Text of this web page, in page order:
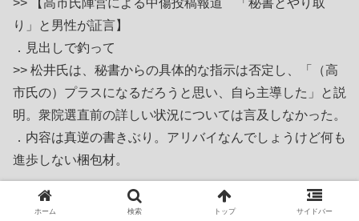
>> 【高市氏陣営による中傷投稿報道 「秘書とやり取
り」と男性が証言】
．見出しで釣って
>> 松井氏は、秘書からの具体的な指示は否定し、「（高
市氏の）プラスになるだろうと思い、自ら主導した」と説
明。衆院選直前の詳しい状況については言及しなかった。
．内容は真逆の書きぶり。アリバイなんでしょうけど何も
進歩しない梱包材。
優しい主様は、オールドメディアにとって言葉は人間を騙
ホーム 検索 トップ サイドバー